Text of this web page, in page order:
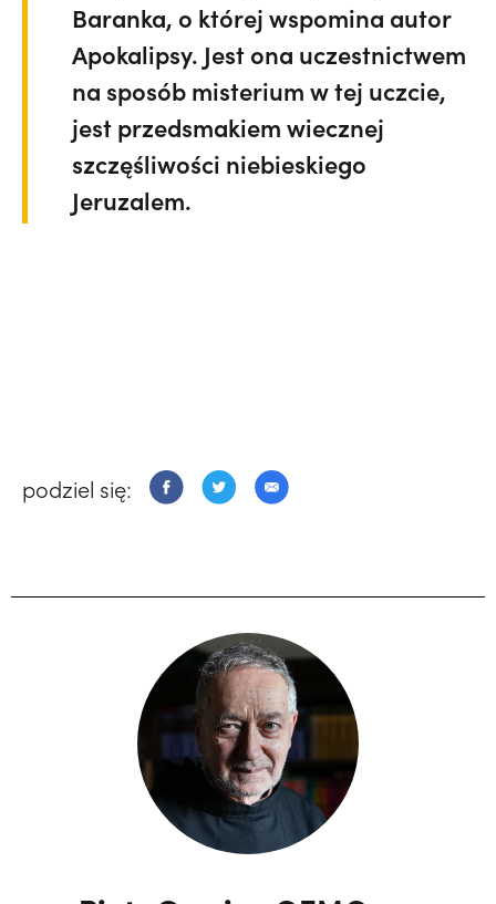
Baranka, o której wspomina autor
Apokalipsy. Jest ona uczestnictwem
na sposób misterium w tej uczcie,
jest przedsmakiem wiecznej
szczęśliwości niebieskiego
Jeruzalem.
podziel się: